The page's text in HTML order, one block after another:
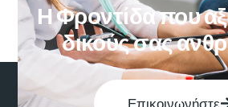
Η Φροντίδα που
δικούς σας
Επικοινωνήστε